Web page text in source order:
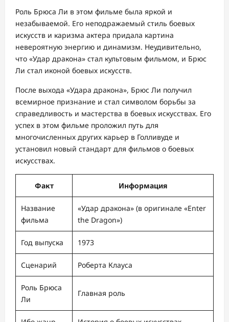
Роль Брюса Ли в этом фильме была яркой и
незабываемой. Его неподражаемый стиль боевых
искусств и каризма актера придала картина
невероятную энергию и динамизм. Неудивительно,
что «Удар дракона» стал культовым фильмом, и Брюс
Ли стал иконой боевых искусств.
После выхода «Удара дракона», Брюс Ли получил
всемирное признание и стал символом борьбы за
справедливость и мастерства в боевых искусствах. Его
успех в этом фильме проложил путь для
многочисленных других карьер в Голливуде и
установил новый стандарт для фильмов о боевых
искусствах.
Факт Информация
Название
фильма
«Удар дракона» (в оригинале «Enter
the Dragon»)
Год выпуска 1973
Сценарий Роберта Клауса
Роль Брюса
Ли
Главная роль